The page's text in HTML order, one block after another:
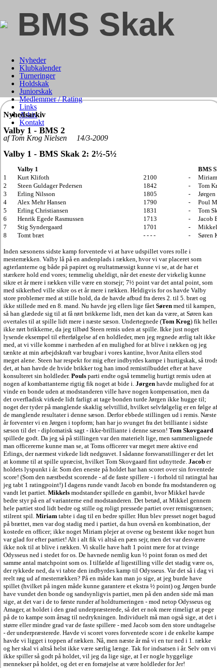
BMS Skak
Nyheder
Klubkalender
Turneringer
Holdskak
Juniorskak
Medlemmer / Rating
Links
Arkiv
Kontakt
Nyhedsarkiv
Valby 1 - BMS 2
af Tom Krog Nielsen 14/3-2009
Valby 1 - BMS Skak 2: 2½-5½
Valby 1
BMS
1
Kurt Klifoth 2100 -
2
Steen Guldager Pedersen 1842 -
Tom
3
Erling Nilsson 1805 -
4
Alex Mehr Hansen 1790 -
Poul
5
Erling Christiansen 1831 -
Tom
6
Henrik Egede Rasmussen 1713 -
Jacob
7
Stig Syndergaard 1701 -
Mikkel
8
Tomt bræt - - - - - Søren
Inden sæsonens sidste kamp forventede vi at have udspillet vores rolle i
mesterrækken. Valby lå på en andenplads i rækken, hvor vi var placeret som
agterlanterne og både på papiret og reultatmæssigt kunne vi se, at de har et
stærkere hold end vores; temmelig uheldigt, når det eneste der virkelig kunne
sikre et år mere i rækken ville være en storsejr; 7½ point var det antal point, som
med sikkerhed ville sikre os et år mere i rækken. Heldigvis for os havde Valby
store problemer med at stille hold, da de havde afbud fra deres 2. til 5. bræt og
ikke stillede med en 8. mand. Nu havde jeg ellers lige fået Søren med til kampen,
så han glædede sig til at få rørt brikkerne lidt, men det kan da være, at Søren kan
overtales til at spille lidt mere i næste sæson. Undertegnede (Tom Krog) fik heller
ikke rørt brikkerne, da jeg tilbød Steen remis uden at spille. Ikke just noget
lysende eksempel til efterfølgelse af en holdleder, men jeg regnede ærlig talt ikke
med, at vi ville komme i nærheden af en mulighed for at blive i rækken og jeg
tænkte at min arbejdskraft var brugbar i vores kantine, hvor Anita ellers stod
meget alene. Steen har respekt for mig efter indbyrdes kampe i hurtigskak, så
det, at han havde de hvide brikker tog han imod remistilbuddet efter at have
konsulteret sin holdleder. Pouls parti endte også temmelig hurtigt remis uden at
nogen af kombattanterne rigtig fik noget at bide i. Jørgen havde mulighed for at
vinde en bonde uden at modstanderen ville have nogen kompensation, men da
det overfladisk virkede lidt farligt at tage bonden turde Jørgen ikke hugge til;
noget der tyder på manglende skaklig selvtillid, hvilket selvfølgelig er en følge af
de manglende resultater i denne sæson. Derfor ebbede stillingen ud i remis. Næste
år forventer vi en Jørgen i topform; han har jo svunget fra det brilliante i sidste
sæson til det - diplomatisk sagt - ikke-brilliante i denne sæson! Tom Skovgaard
spillede godt. Da jeg så på stillingen var den materielt lige, men sammenlignede
man officererne kunne man se, at Toms officerer var meget mere aktive end
Erlings, der nærmest virkede lidt nedgravet. I sådanne forsvarsstillinger er det let
at komme til at spille upræcist, hvilket Tom Skovgaard fint udnyttede. Jacob er
holdets lyspunkt i år. Som den eneste på holdet har han scoret over sin foventede
score! (Som den næstbedst scorende - af de faste spillere - i forhold til ratingtal har
jeg tabt 1 ratingpoint!) I dagens runde vandt Jacob en bonde fra modstanderen og
vandt let partiet. Mikkels modstander spillede en gambit, hvor Mikkel havde
bedre styr på en af varianterne end modstanderen. Det betød, at Mikkel gennem
hele partiet stod lidt bedre og stille og roligt pressede partiet over remisgrænsen;
stilrent spil. Miriam tabte i dag til en bedre spiller. Hun blev presset noget bagud
på brættet, men var dog stadig med i partiet, da hun overså en kombination, der
kostede en officer; ikke noget Miriam plejer at overse og bestemt ikke noget hun
var glad for efter partiet! Alt i alt fik vi altså en pæn sejr, men det var desværre
ikke nok til at blive i rækken. Vi skulle have haft 1 point mere for at tvinge
Odysseus ned i stedet for os. De havnede nemlig kun ½ point foran os med det
samme antal matchpoint som os. I tilfælde af ligestilling ville det stadig være os,
der rykkede ned, da vi tabte den indbyrdes kamp til Odysseus. Var det så i dag vi
reelt røg ud af mesterrækken? På en måde kan man jo sige, at jeg burde have
spillet (hvilket på ingen måde kunne garantere et ekstra ½ point) og Jørgen burde
have vundet den bonde og sandsynligvis partiet, men på den anden side må man
sige, at det var i de to første runder af holdturneringen - mod netop Odysseus og
Amager, at holdet i den grad underpræsterede, så det er nok mere rimeligt at pege
på de to kampe som årsag til nedrykningen. Individuelt må man også sige, at det i
større eller mindre grad var de faste spillere - med Jacob som den store undtagelse
- der underpræsterede. Havde vi scoret vores forventede score i de enkelte kampe
havde vi ligget i toppen af rækken. Nå, men næste år må vi en tur ned i 1. række
og her skal vi altså helst ikke være særlig længe. Tak for indsatsen i år. Selv om vi
ikke spiller så godt på holdet, vil jeg da lige sige, at I er nogle hyggelige
mennekser på holdet, og det er en fornøjelse at være holdleder for Jer!